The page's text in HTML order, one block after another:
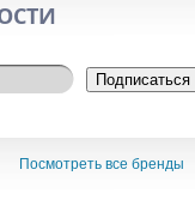
Подписаться
Посмотреть все бренды